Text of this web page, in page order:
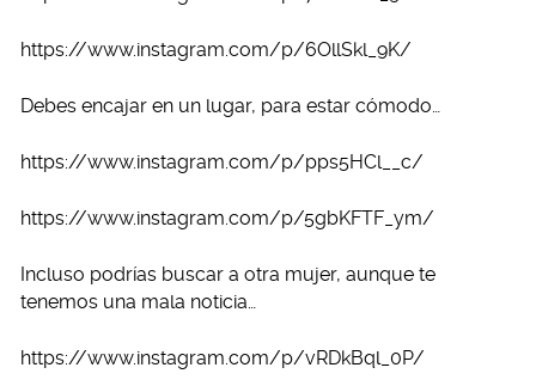
https://www.instagram.com/p/6OllSkl_9K/
Debes encajar en un lugar, para estar cómodo…
https://www.instagram.com/p/pps5HCl__c/
https://www.instagram.com/p/5gbKFTF_ym/
Incluso podrías buscar a otra mujer, aunque te
tenemos una mala noticia…
https://www.instagram.com/p/vRDkBql_0P/